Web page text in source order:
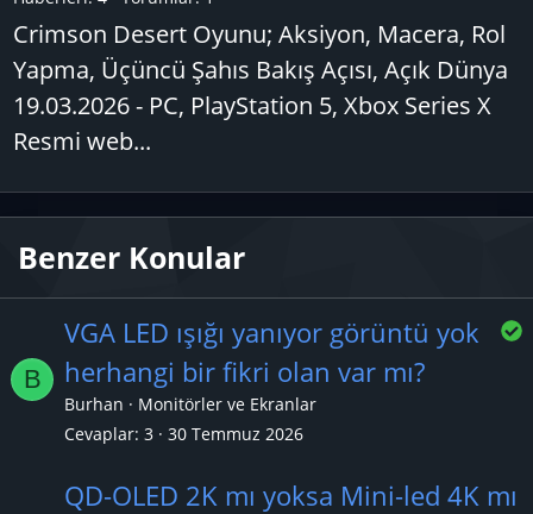
Crimson Desert Oyunu; Aksiyon, Macera, Rol
Yapma, Üçüncü Şahıs Bakış Açısı, Açık Dünya
19.03.2026 - PC, PlayStation 5, Xbox Series X
Resmi web...
Benzer Konular
B
VGA LED ışığı yanıyor görüntü yok
herhangi bir fikri olan var mı?
Burhan
Monitörler ve Ekranlar
Cevaplar 3 30 Temmuz 2026
QD-OLED 2K mı yoksa Mini-led 4K mı